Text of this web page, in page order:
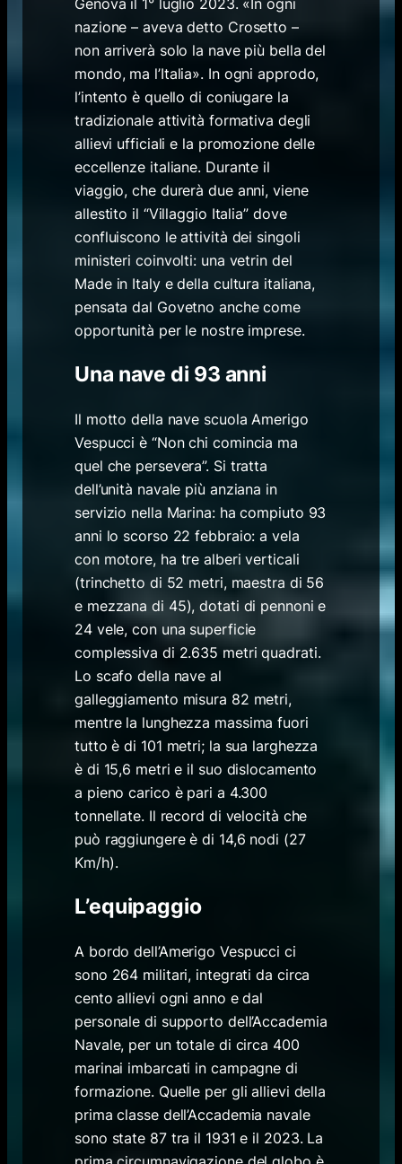
nazione – aveva detto Crosetto –
non arriverà solo la nave più bella del
mondo, ma l’Italia». In ogni approdo,
l’intento è quello di coniugare la
tradizionale attività formativa degli
allievi ufficiali e la promozione delle
eccellenze italiane. Durante il
viaggio, che durerà due anni, viene
allestito il “Villaggio Italia” dove
confluiscono le attività dei singoli
ministeri coinvolti: una vetrin del
Made in Italy e della cultura italiana,
pensata dal Govetno anche come
opportunità per le nostre imprese.
Una nave di 93 anni
Il motto della nave scuola Amerigo
Vespucci è “Non chi comincia ma
quel che persevera”. Si tratta
dell’unità navale più anziana in
servizio nella Marina: ha compiuto 93
anni lo scorso 22 febbraio: a vela
con motore, ha tre alberi verticali
(trinchetto di 52 metri, maestra di 56
e mezzana di 45), dotati di pennoni e
24 vele, con una superficie
complessiva di 2.635 metri quadrati.
Lo scafo della nave al
galleggiamento misura 82 metri,
mentre la lunghezza massima fuori
tutto è di 101 metri; la sua larghezza
è di 15,6 metri e il suo dislocamento
a pieno carico è pari a 4.300
tonnellate. Il record di velocità che
può raggiungere è di 14,6 nodi (27
Km/h).
L’equipaggio
A bordo dell’Amerigo Vespucci ci
sono 264 militari, integrati da circa
cento allievi ogni anno e dal
personale di supporto dell’Accademia
Navale, per un totale di circa 400
marinai imbarcati in campagne di
formazione. Quelle per gli allievi della
prima classe dell’Accademia navale
sono state 87 tra il 1931 e il 2023. La